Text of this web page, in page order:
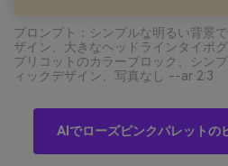
プロンプト：シンプルな明るい背景
ザイン、大きなヘッドラインタイポ
プリコットのカラーブロック、シン
ィックデザイン、写真なし --ar 2:3
AIでローズピンクパレットの